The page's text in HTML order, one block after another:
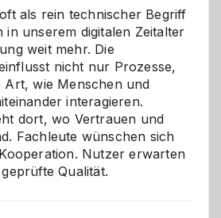
als rein technischer Begriff
in unserem digitalen Zeitalter
weit mehr. Die
nicht nur Prozesse,
Art, wie Menschen und
interagieren.
dort, wo Vertrauen und
Fachleute wünschen sich
Nutzer erwarten
Qualität.